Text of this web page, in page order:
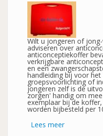
Wilt u jongeren of
adviseren over
anticonceptiekoffer
verkrijgbare
en een
handleiding bij voor het
groepsvoorlichting of
jongeren zelf is de
zorgen' handig om
exemplaar bij de
worden bijbesteld per
Lees meerover